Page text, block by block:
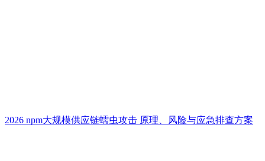
2026 npm大规模供应链蠕虫攻击 原理、风险与应急排查方案